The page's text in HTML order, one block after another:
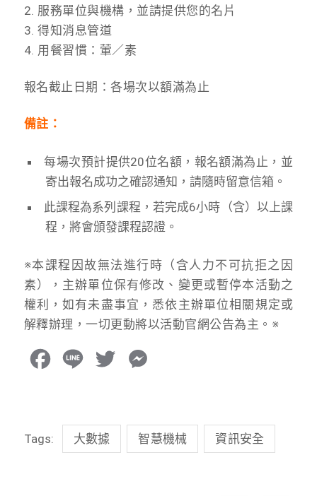
2. 服務單位與機構，並請提供您的名片
3. 得知消息管道
4. 用餐習慣：葷／素
報名截止日期：各場次以額滿為止
備註：
每場次預計提供20位名額，報名額滿為止，並
寄出報名成功之確認通知，請隨時留意信箱。
此課程為系列課程，若完成6小時（含）以上課
程，將會頒發課程認證。
※本課程因故無法進行時（含人力不可抗拒之因
素），主辦單位保有修改、變更或暫停本活動之
權利，如有未盡事宜，悉依主辦單位相關規定或
解釋辦理，一切更動將以活動官網公告為主。※
e
s
Tags: 大數據 智慧機械 資訊安全